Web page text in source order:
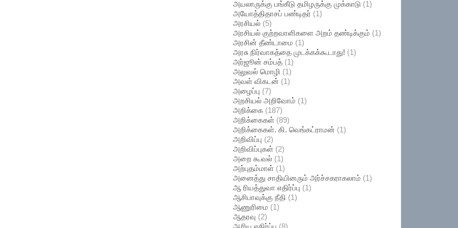
அயலாருக்கு பங்கீடு தமிழருக்கு முக்காடு (1)
அயோத்திதாசப் பண்டிதர் (1)
அரசியல் (5)
அரசியல் குற்றவாளிகளை அறம் தண்டிக்கும் (1)
அரசின் தீண்டாமை (1)
அரசு நிர்வாகத்தை முடக்கக்கூடாது! (1)
அர்ஜூன் சம்பத் (1)
அலுவல் மொழி (1)
அவள் விகடன் (1)
அழைப்பு (7)
அறசியல் அறிவோம் (1)
அறிக்கை (187)
அறிக்கைகள் (89)
அறிக்கைகள். கி. வெங்கட்ராமன் (1)
அறிவிப்பு (2)
அறிவிப்புகள் (2)
அறை கூவல் (1)
அற்புதம்மாள் (1)
அனைத்து சாதியினரும் அர்ச்சகராகலாம் (1)
ஆ ரியத்துவா எதிர்ப்பு (1)
ஆசிபாவுக்கு நீதி (1)
ஆணுரிமை (1)
ஆதரவு (2)